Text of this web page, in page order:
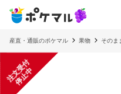
産直・通販のポケマル 果物 そのま
注
文
受
付
停
止
中